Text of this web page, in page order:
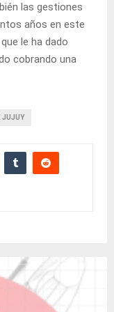
las gestiones
años en este
le ha dado
cobrando una
JUJUY